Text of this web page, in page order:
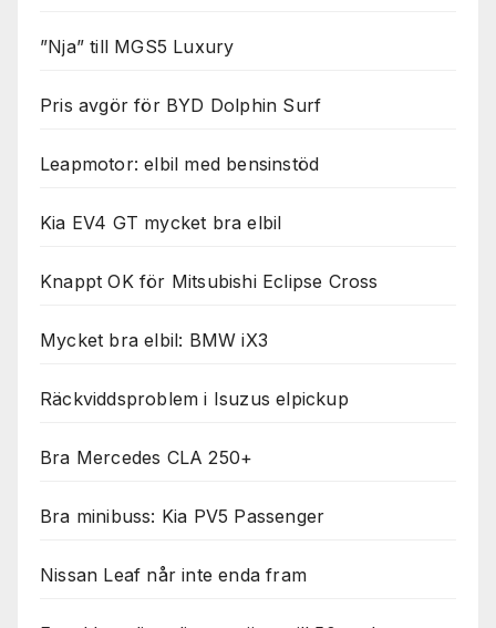
”Nja” till MGS5 Luxury
Pris avgör för BYD Dolphin Surf
Leapmotor: elbil med bensinstöd
Kia EV4 GT mycket bra elbil
Knappt OK för Mitsubishi Eclipse Cross
Mycket bra elbil: BMW iX3
Räckviddsproblem i Isuzus elpickup
Bra Mercedes CLA 250+
Bra minibuss: Kia PV5 Passenger
Nissan Leaf når inte enda fram